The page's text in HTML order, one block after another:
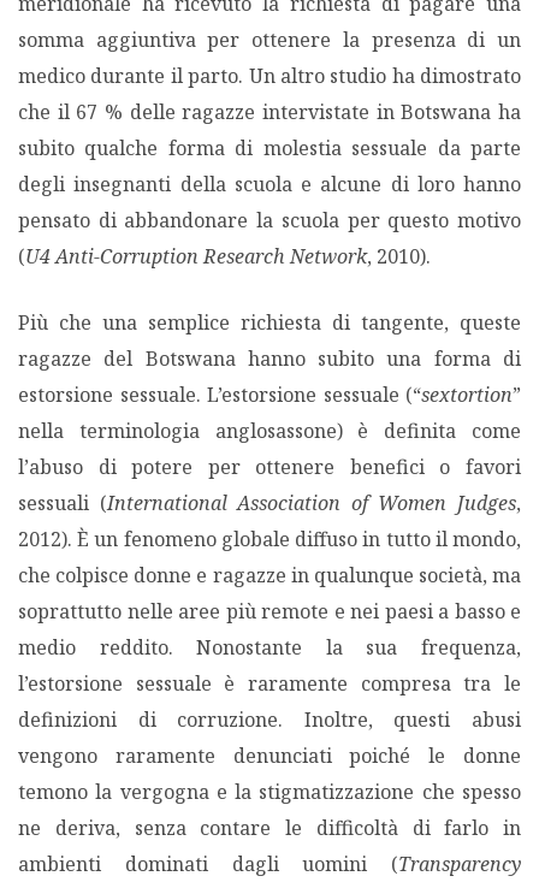
somma aggiuntiva per ottenere la presenza di un
medico durante il parto. Un altro studio ha dimostrato
che il 67 % delle ragazze intervistate in Botswana ha
subito qualche forma di molestia sessuale da parte
degli insegnanti della scuola e alcune di loro hanno
pensato di abbandonare la scuola per questo motivo
(U4 Anti-Corruption Research Network, 2010).
Più che una semplice richiesta di tangente, queste
ragazze del Botswana hanno subito una forma di
estorsione sessuale. L’estorsione sessuale (“sextortion”
nella terminologia anglosassone) è definita come
l’abuso di potere per ottenere benefici o favori
sessuali (International Association of Women Judges,
2012). È un fenomeno globale diffuso in tutto il mondo,
che colpisce donne e ragazze in qualunque società, ma
soprattutto nelle aree più remote e nei paesi a basso e
medio reddito. Nonostante la sua frequenza,
l’estorsione sessuale è raramente compresa tra le
definizioni di corruzione. Inoltre, questi abusi
vengono raramente denunciati poiché le donne
temono la vergogna e la stigmatizzazione che spesso
ne deriva, senza contare le difficoltà di farlo in
ambienti dominati dagli uomini (Transparency